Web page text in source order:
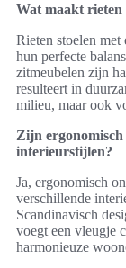
Wat maakt rieten
Rieten stoelen
hun perfecte
zitmeubelen zijn
resulteert in
milieu, maar ook
Zijn
interieurstijlen?
Ja, ergonomisch
verschillende
Scandinavisch
voegt een vleugje
harmonieuze